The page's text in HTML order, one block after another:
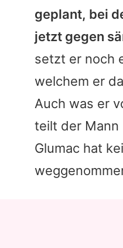
geplant, bei
jetzt gegen
setzt er noch
welchem er
Auch was er
teilt der Mann
Glumac hat